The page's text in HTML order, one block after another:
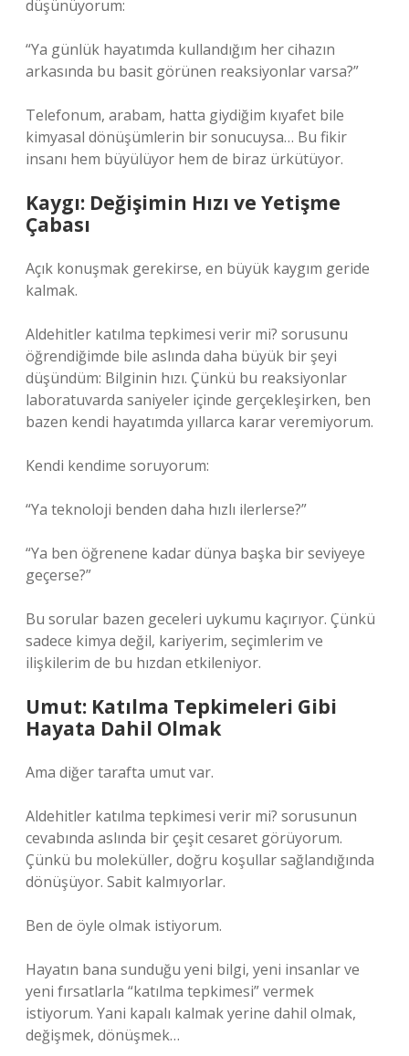
düşünüyorum:
“Ya günlük hayatımda kullandığım her cihazın
arkasında bu basit görünen reaksiyonlar varsa?”
Telefonum, arabam, hatta giydiğim kıyafet bile
kimyasal dönüşümlerin bir sonucuysa… Bu fikir
insanı hem büyülüyor hem de biraz ürkütüyor.
Kaygı: Değişimin Hızı ve Yetişme
Çabası
Açık konuşmak gerekirse, en büyük kaygım geride
kalmak.
Aldehitler katılma tepkimesi verir mi? sorusunu
öğrendiğimde bile aslında daha büyük bir şeyi
düşündüm: Bilginin hızı. Çünkü bu reaksiyonlar
laboratuvarda saniyeler içinde gerçekleşirken, ben
bazen kendi hayatımda yıllarca karar veremiyorum.
Kendi kendime soruyorum:
“Ya teknoloji benden daha hızlı ilerlerse?”
“Ya ben öğrenene kadar dünya başka bir seviyeye
geçerse?”
Bu sorular bazen geceleri uykumu kaçırıyor. Çünkü
sadece kimya değil, kariyerim, seçimlerim ve
ilişkilerim de bu hızdan etkileniyor.
Umut: Katılma Tepkimeleri Gibi
Hayata Dahil Olmak
Ama diğer tarafta umut var.
Aldehitler katılma tepkimesi verir mi? sorusunun
cevabında aslında bir çeşit cesaret görüyorum.
Çünkü bu moleküller, doğru koşullar sağlandığında
dönüşüyor. Sabit kalmıyorlar.
Ben de öyle olmak istiyorum.
Hayatın bana sunduğu yeni bilgi, yeni insanlar ve
yeni fırsatlarla “katılma tepkimesi” vermek
istiyorum. Yani kapalı kalmak yerine dahil olmak,
değişmek, dönüşmek…